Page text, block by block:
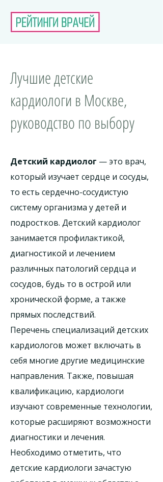
Лучшие детские
кардиологи в Москве,
руководство по выбору
Детский кардиолог — это врач,
который изучает сердце и сосуды,
то есть сердечно-сосудистую
систему организма у детей и
подростков. Детский кардиолог
занимается профилактикой,
диагностикой и лечением
различных патологий сердца и
сосудов, будь то в острой или
хронической форме, а также
прямых последствий.
Перечень специализаций детских
кардиологов может включать в
себя многие другие медицинские
направления. Также, повышая
квалификацию, кардиологи
изучают современные технологии,
которые расширяют возможности
диагностики и лечения.
Необходимо отметить, что
детские кардиологи зачастую